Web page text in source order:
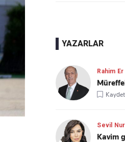
YAZARLAR
Rahim Er
Kaydet
Sevil
Kavim